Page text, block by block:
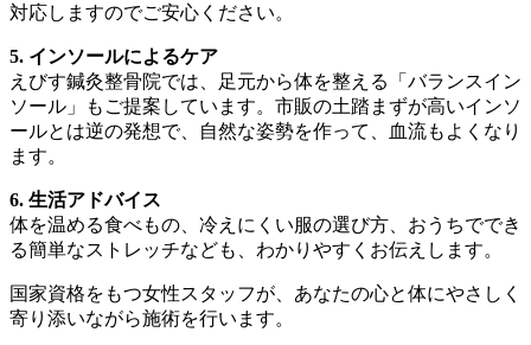
対応しますのでご安心ください。
5. インソールによるケア
えびす鍼灸整骨院では、足元から体を整える「バランスイン
ソール」もご提案しています。市販の土踏まずが高いインソ
ールとは逆の発想で、自然な姿勢を作って、血流もよくなり
ます。
6. 生活アドバイス
体を温める食べもの、冷えにくい服の選び方、おうちででき
る簡単なストレッチなども、わかりやすくお伝えします。
国家資格をもつ女性スタッフが、あなたの心と体にやさしく
寄り添いながら施術を行います。